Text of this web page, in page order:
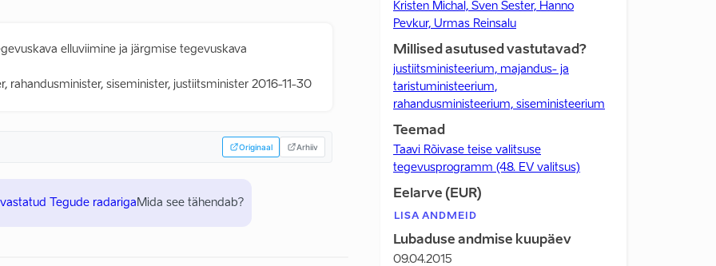
elluviimine ja järgmise tegevuskava
rahandusminister, siseminister, justiitsminister 2016-11-30
Originaal Arhiiv
Tegude radariga Mida see tähendab?
Kristen Michal, Sven Sester, Hanno
Pevkur, Urmas Reinsalu
Millised asutused vastutavad?
justiitsministeerium, majandus- ja
taristuministeerium,
rahandusministeerium, siseministeerium
Teemad
Taavi Rõivase teise valitsuse
tegevusprogramm (48. EV valitsus)
Eelarve (EUR)
LISA ANDMEID
Lubaduse andmise kuupäev
09.04.2015